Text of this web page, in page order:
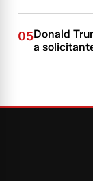
05Donald
a